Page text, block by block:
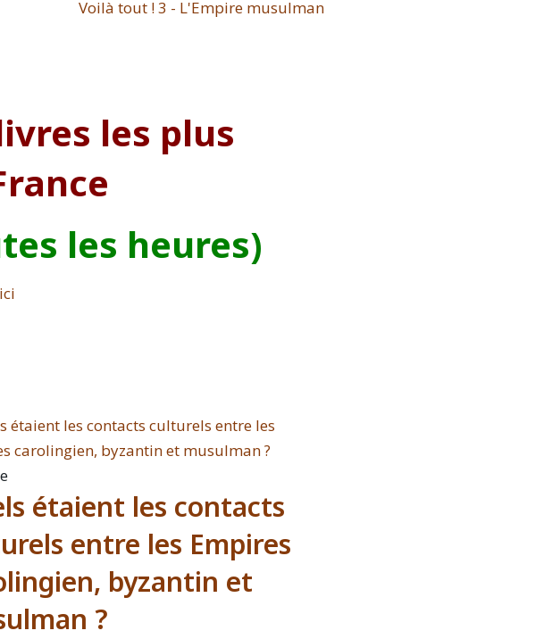
les plus
les heures)
étaient les contacts
entre les Empires
byzantin et
?